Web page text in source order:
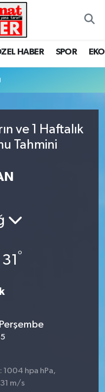
HABER SPOR
ve 1 Haftalık
Tahmini
31 °
1004 hpa hPa,
m/s